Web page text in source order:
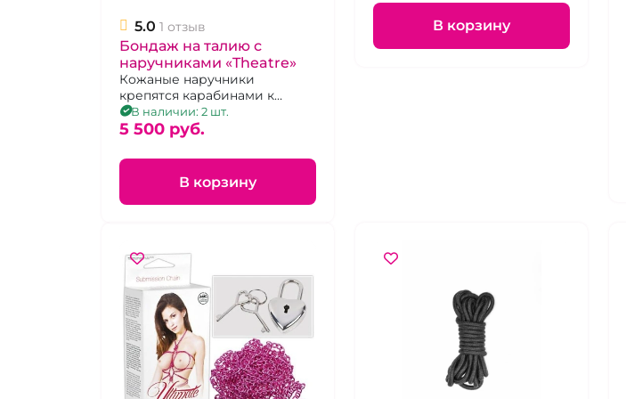
5.0 1 отзыв
Бондаж на талию с
наручниками «Theatre»
Кожаные наручники
крепятся карабинами к
бедрам на расстоянии 15
сантиметров
В наличии: 2 шт.
5 500 pуб.
В корзину
В корзину